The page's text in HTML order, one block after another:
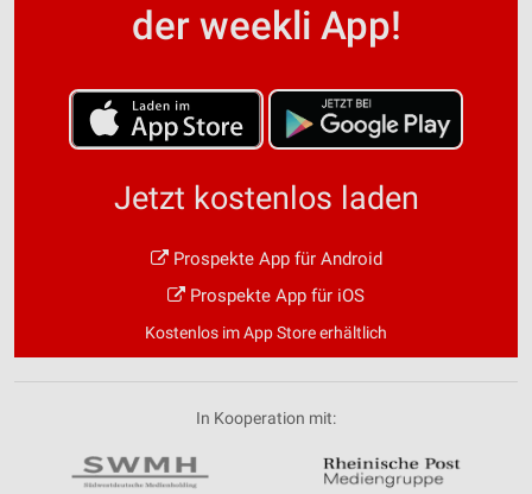
der weekli App!
Jetzt kostenlos laden
Prospekte App für Android
Prospekte App für iOS
Kostenlos im App Store erhältlich
In Kooperation mit: